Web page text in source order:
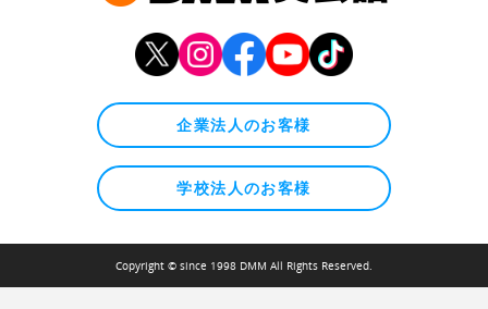
企業法人のお客様
学校法人のお客様
Copyright © since 1998 DMM All Rights Reserved.